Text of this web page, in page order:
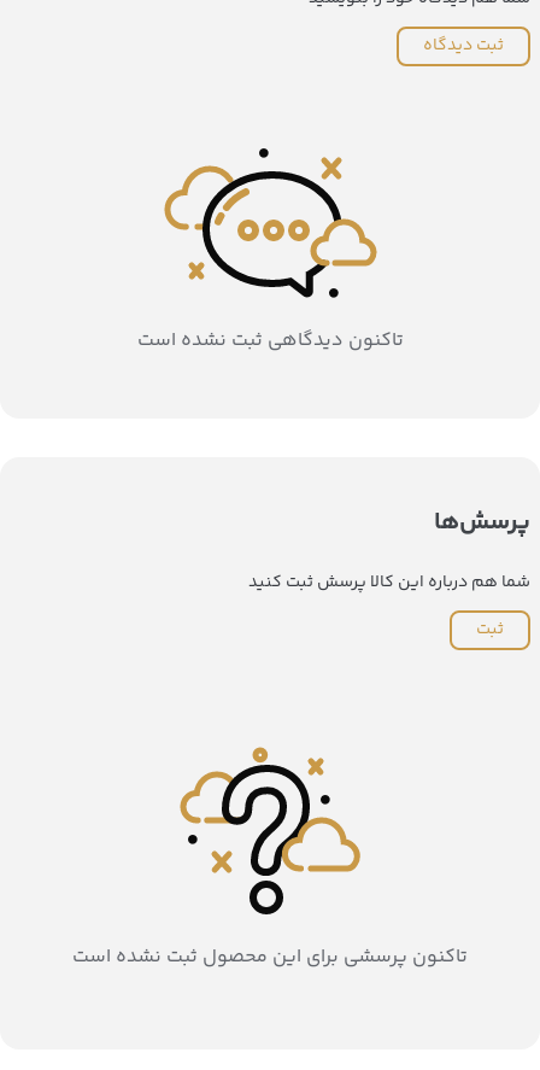
ثبت دیدگاه
تاکنون دیدگاهی ثبت نشده است
پرسش‌ها
شما هم درباره این کالا پرسش ثبت کنید
ثبت
تاکنون پرسشی برای این محصول ثبت نشده است